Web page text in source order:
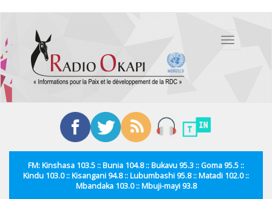
contenu
principal
Toggle
FM: Kinshasa 103.5 :: Bunia 104.8 :: Bukavu 95.3 :: Goma 95.5 ::
Kindu 103.0 :: Kisangani 94.8 :: Lubumbashi 95.8 :: Matadi 102.0 ::
Mbandaka 103.0 :: Mbuji-mayi 93.8